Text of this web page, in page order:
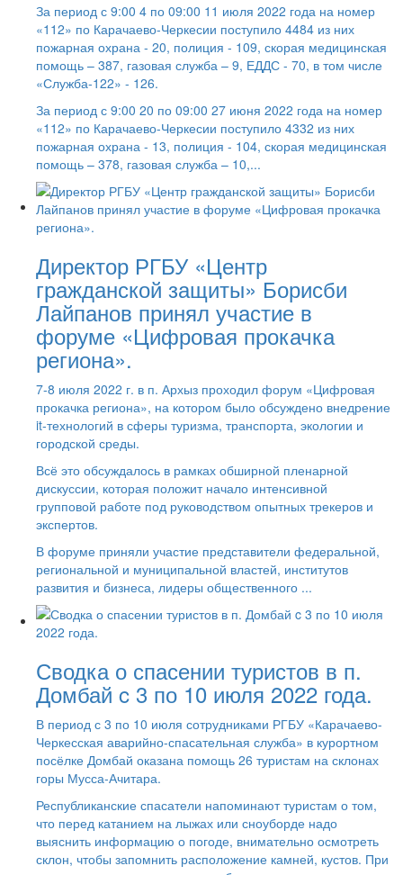
За период с 9:00 4 по 09:00 11 июля 2022 года на номер
«112» по Карачаево-Черкесии поступило 4484 из них
пожарная охрана - 20, полиция - 109, скорая медицинская
помощь – 387, газовая служба – 9, ЕДДС - 70, в том числе
«Служба-122» - 126.
За период с 9:00 20 по 09:00 27 июня 2022 года на номер
«112» по Карачаево-Черкесии поступило 4332 из них
пожарная охрана - 13, полиция - 104, скорая медицинская
помощь – 378, газовая служба – 10,...
Директор РГБУ «Центр
гражданской защиты» Борисби
Лайпанов принял участие в
форуме «Цифровая прокачка
региона».
7-8 июля 2022 г. в п. Архыз проходил форум «Цифровая
прокачка региона», на котором было обсуждено внедрение
it-технологий в сферы туризма, транспорта, экологии и
городской среды.
Всё это обсуждалось в рамках обширной пленарной
дискуссии, которая положит начало интенсивной
групповой работе под руководством опытных трекеров и
экспертов.
В форуме приняли участие представители федеральной,
региональной и муниципальной властей, институтов
развития и бизнеса, лидеры общественного ...
Сводка о спасении туристов в п.
Домбай c 3 по 10 июля 2022 года.
В период с 3 по 10 июля сотрудниками РГБУ «Карачаево-
Черкесская аварийно-спасательная служба» в курортном
посёлке Домбай оказана помощь 26 туристам на склонах
горы Мусса-Ачитара.
Республиканские спасатели напоминают туристам о том,
что перед катанием на лыжах или сноуборде надо
выяснить информацию о погоде, внимательно осмотреть
склон, чтобы запомнить расположение камней, кустов. При